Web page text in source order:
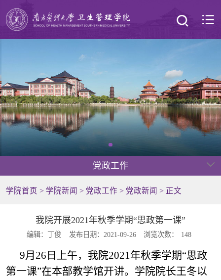
党政工作
学院首页 > 学院新闻 > 党政工作 > 党政新闻 > 正文
我院开展2021年秋季学期“思政第一课”
编辑：丁俊 发布日期：2021-09-26 浏览次数： 148
9月26日上午，我院2021年秋季学期“思政
第一课”在本部教学馆开讲。学院院长王冬以